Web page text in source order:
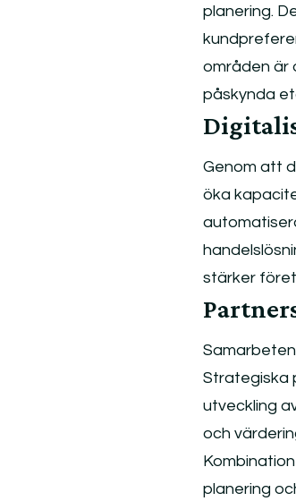
planering.
områden är
påskynda
Genom att
öka
stärker
Strategiska
utveckling
och
planering